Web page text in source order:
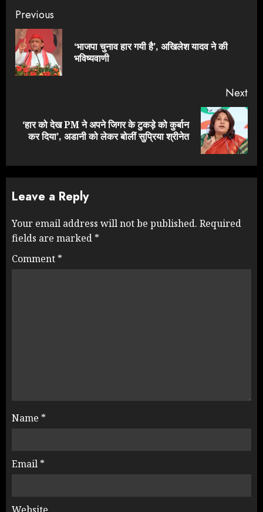
Continue
Reading
Previous
‘भाजपा चुनाव हार गयी है’, अखिलेश यादव ने की
भविष्यवाणी
Next
Next
post:
‘हार को देख PM ने अपने जिगर के टुकड़े को कुर्बान
कर दिया’, अडानी को लेकर बोलीं सुप्रिया श्रीनेत
Leave a Reply
Your email address will not be published. Required
fields are marked *
Comment *
Name *
Email *